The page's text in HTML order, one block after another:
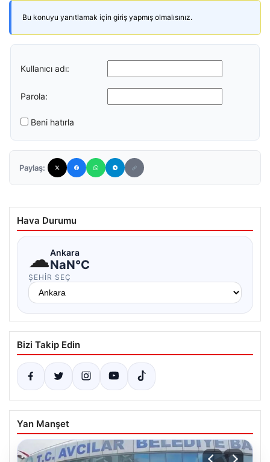
Bu konuyu yanıtlamak için giriş yapmış olmalısınız.
Kullanıcı adı:
Parola:
Beni hatırla
Paylaş:
Hava Durumu
☁Ankara
NaN°C
ŞEHIR SEÇ
Bizi Takip Edin
Yan Manşet